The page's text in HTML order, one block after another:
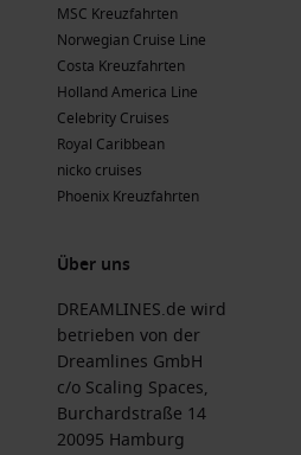
MSC Kreuzfahrten
Norwegian Cruise Line
Costa Kreuzfahrten
Holland America Line
Celebrity Cruises
Royal Caribbean
nicko cruises
Phoenix Kreuzfahrten
Über uns
DREAMLINES.de wird
betrieben von der
Dreamlines GmbH
c/o Scaling Spaces,
Burchardstraße 14
20095 Hamburg